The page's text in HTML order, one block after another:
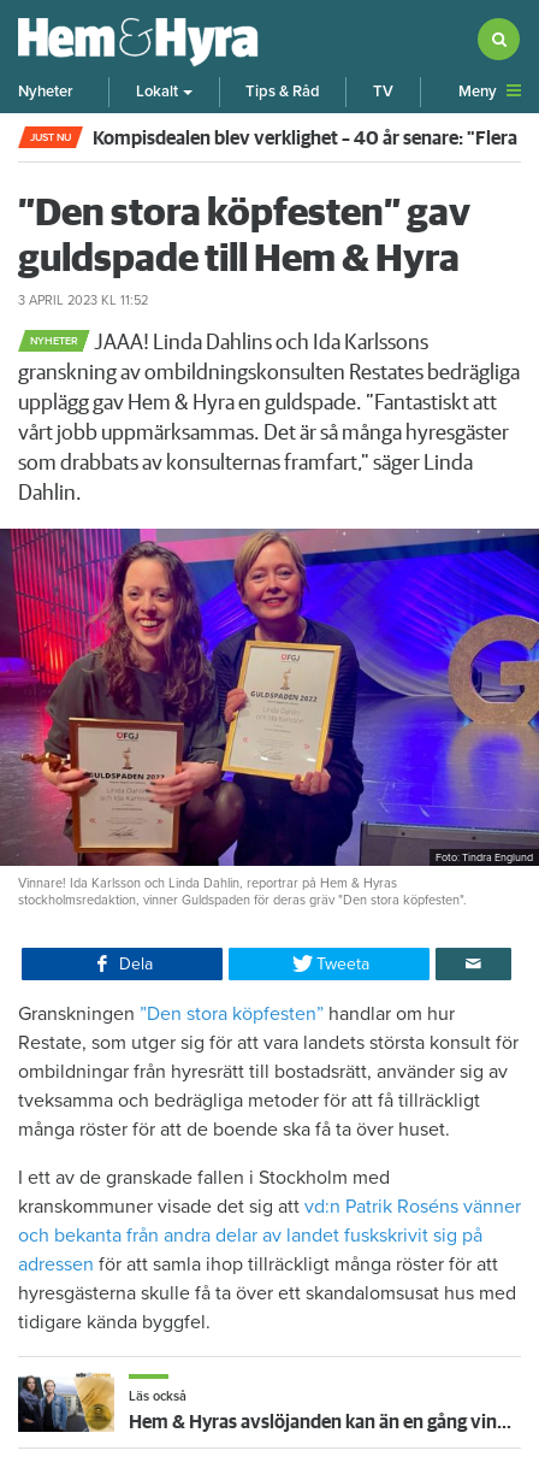
Nyheter Lokalt Tips & Råd TV Meny
JUST NU Kompisdealen blev verklighet – 40 år senare: "Flera
”Den stora köpfesten” gav
guldspade till Hem & Hyra
3 APRIL 2023 KL 11:52
NYHETER
JAAA! Linda Dahlins och Ida Karlssons
granskning av ombildningskonsulten Restates bedrägliga
upplägg gav Hem & Hyra en guldspade. ”Fantastiskt att
vårt jobb uppmärksammas. Det är så många hyresgäster
som drabbats av konsulternas framfart," säger Linda
Dahlin.
Foto: Tindra Englund
Vinnare! Ida Karlsson och Linda Dahlin, reportrar på Hem & Hyras
stockholmsredaktion, vinner Guldspaden för deras gräv "Den stora köpfesten".
Dela Tweeta
Granskningen ”Den stora köpfesten” handlar om hur
Restate, som utger sig för att vara landets största konsult för
ombildningar från hyresrätt till bostadsrätt, använder sig av
tveksamma och bedrägliga metoder för att få tillräckligt
många röster för att de boende ska få ta över huset.
I ett av de granskade fallen i Stockholm med
kranskommuner visade det sig att vd:n Patrik Roséns vänner
och bekanta från andra delar av landet fuskskrivit sig på
adressen för att samla ihop tillräckligt många röster för att
hyresgästerna skulle få ta över ett skandalomsusat hus med
tidigare kända byggfel.
Läs också
Hem & Hyras avslöjanden kan än en gång vinna fint pris - granskade ombildningar